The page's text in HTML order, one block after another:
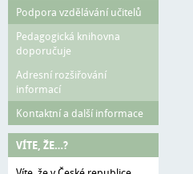
Podpora vzdělávání učitelů
Pedagogická knihovna
doporučuje
Adresní rozšiřování
informací
Kontaktní a další informace
VÍTE, ŽE…?